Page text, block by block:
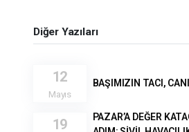
Diğer Yazıları
12
Mayıs
BAŞIMIZIN TACI,
19
PAZAR’A DEĞER